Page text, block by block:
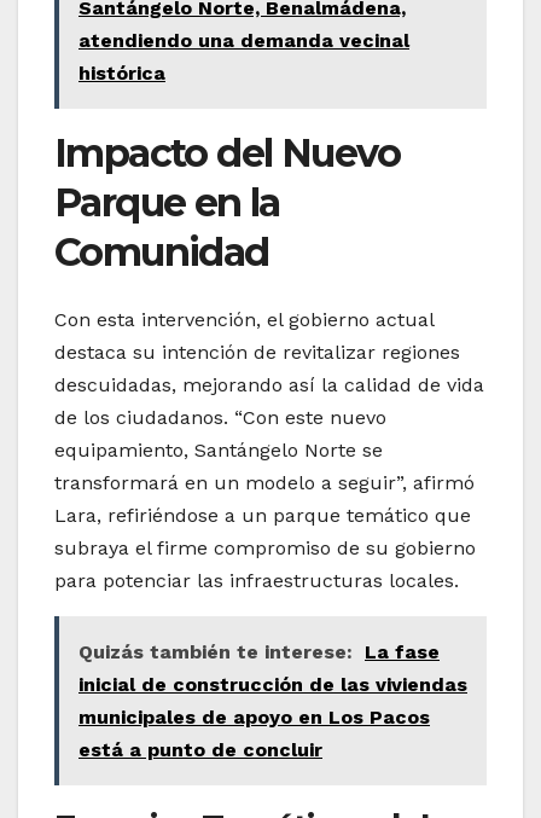
Santángelo Norte, Benalmádena,
atendiendo una demanda vecinal
histórica
Impacto del Nuevo
Parque en la
Comunidad
Con esta intervención, el gobierno actual
destaca su intención de revitalizar regiones
descuidadas, mejorando así la calidad de vida
de los ciudadanos. “Con este nuevo
equipamiento, Santángelo Norte se
transformará en un modelo a seguir”, afirmó
Lara, refiriéndose a un parque temático que
subraya el firme compromiso de su gobierno
para potenciar las infraestructuras locales.
Quizás también te interese:
La fase
inicial de construcción de las viviendas
municipales de apoyo en Los Pacos
está a punto de concluir